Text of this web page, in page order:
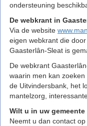
ondersteuning
De webkrant in
Via de website
eigen webkrant die
Gaasterlân-Sleat is
De webkrant
waarin men kan
de Uitvindersbank, het
mantelzorg,
Wilt u in uw
Neemt u dan contact